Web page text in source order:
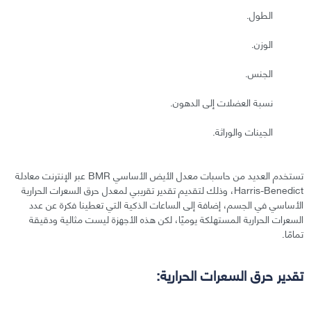
الطول.
الوزن.
الجنس.
نسبة العضلات إلى الدهون.
الجينات والوراثة.
تستخدم العديد من حاسبات معدل الأيض الأساسي BMR عبر الإنترنت معادلة
Harris-Benedict، وذلك لتقديم تقدير تقريبي لمعدل حرق السعرات الحرارية
الأساسي في الجسم، إضافة إلى الساعات الذكية التي تعطينا فكرة عن عدد
السعرات الحرارية المستهلكة يوميًا، لكن هذه الأجهزة ليست مثالية ودقيقة
تمامًا.
تقدير حرق السعرات الحرارية: